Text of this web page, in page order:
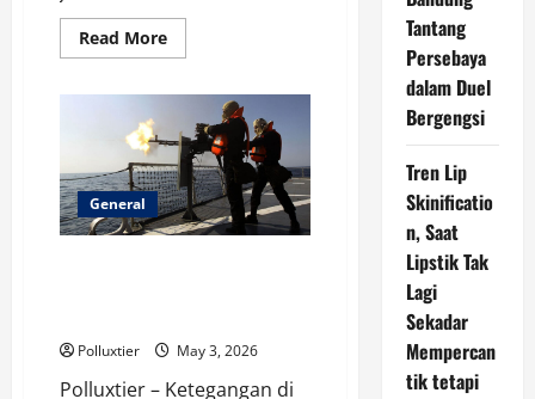
Read MoreRead
more
Tembak
Jatuh
Drone
Israel
di
Tengah
Harapan
Damai,
Timur
General
Polluxtier May 3, 2026
Polluxtier – Ketegangan di
Tantang
Persebaya
dalam Duel
Bergengsi
Tren Lip
Skinificatio
n, Saat
Lipstik Tak
Lagi
Sekadar
Mempercan
tik tetapi